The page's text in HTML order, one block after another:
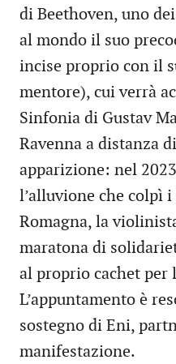
di Beethoven, uno
al mondo il suo
incise proprio con il
mentore), cui verrà
Sinfonia di Gustav
Ravenna a distanza
apparizione: nel
l’alluvione che colpì
Romagna, la
maratona di
al proprio cachet per
L’appuntamento è
sostegno di Eni,
manifestazione.